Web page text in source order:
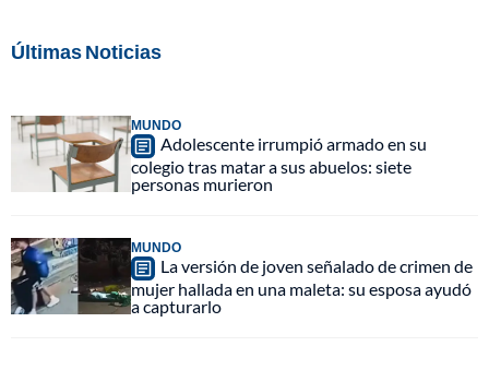
Últimas Noticias
MUNDO
Adolescente irrumpió armado en su
colegio tras matar a sus abuelos: siete
personas murieron
MUNDO
La versión de joven señalado de crimen de
mujer hallada en una maleta: su esposa ayudó
a capturarlo